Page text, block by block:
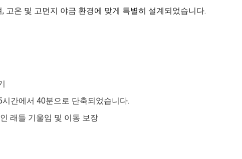
온 및 고먼지 야금 환경에 맞게 특별히 설계되었습니다.
간에서 40분으로 단축되었습니다.
래들 기울임 및 이동 보장